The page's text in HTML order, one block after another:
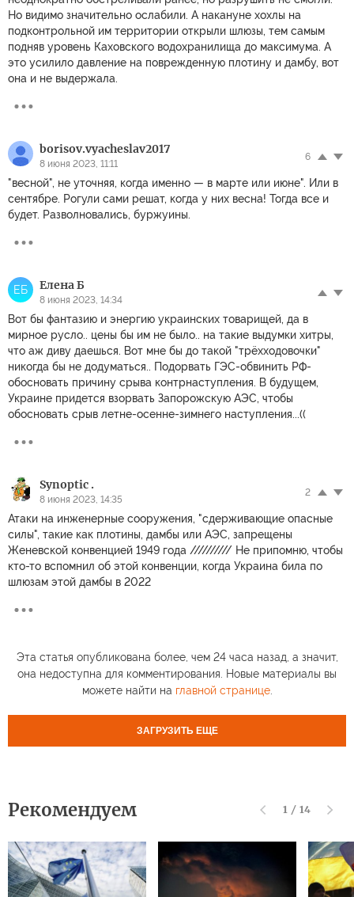
Но видимо значительно ослабили. А накануне хохлы на
подконтрольной им территории открыли шлюзы, тем самым
подняв уровень Каховского водохранилища до максимума. А
это усилило давление на поврежденную плотину и дамбу, вот
она и не выдержала.
borisov.vyacheslav2017
8 июня 2023, 11:11
6
"весной", не уточняя, когда именно — в марте или июне". Или в
сентябре. Рогули сами решат, когда у них весна! Тогда все и
будет. Разволновались, буржуины.
ЕБ Елена Б
8 июня 2023, 14:34
Вот бы фантазию и энергию украинских товарищей, да в
мирное русло.. цены бы им не было.. на такие выдумки хитры,
что аж диву даешься. Вот мне бы до такой "трёхходовочки"
никогда бы не додуматься.. Подорвать ГЭС-обвинить РФ-
обосновать причину срыва контрнаступления. В будущем,
Украине придется взорвать Запорожскую АЭС, чтобы
обосновать срыв летне-осенне-зимнего наступления...((
Synoptic .
8 июня 2023, 14:35
2
Атаки на инженерные сооружения, "сдерживающие опасные
силы", такие как плотины, дамбы или АЭС, запрещены
Женевской конвенцией 1949 года ////////// Не припомню, чтобы
кто-то вспомнил об этой конвенции, когда Украина била по
шлюзам этой дамбы в 2022
Эта статья опубликована более, чем 24 часа назад, а значит,
она недоступна для комментирования. Новые материалы вы
можете найти на главной странице.
ЗАГРУЗИТЬ ЕЩЕ
Рекомендуем 1 / 14